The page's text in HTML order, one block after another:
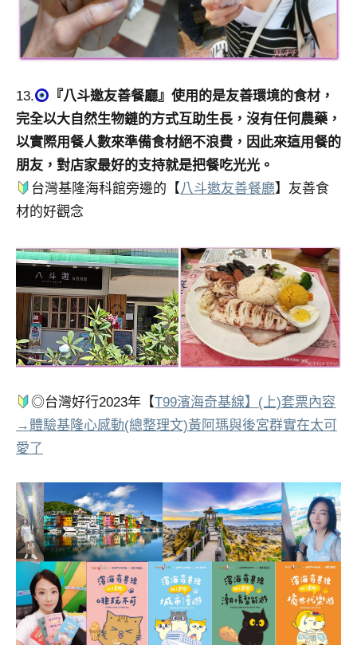
13.
『八斗邀友善餐廳』使用的是友善環境的食材，
完全以大自然生物鏈的方式互助生長，沒有任何農藥，
以實際用餐人數來準備食材絕不浪費，因此來這用餐的
朋友，對店家最好的支持就是把餐吃光光。
台灣基隆海科館旁邊的【八斗邀友善餐廳】友善食
材的好觀念
◎台灣好行2023年【T99濱海奇基線】(上)套票內容
→體驗基隆心感動(總整理文)黃阿瑪與後宮群實在太可
愛了